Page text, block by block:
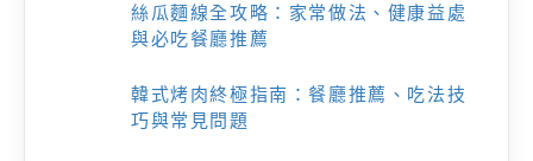
絲瓜麵線全攻略：家常做法、健康益處
與必吃餐廳推薦
韓式烤肉終極指南：餐廳推薦、吃法技
巧與常見問題